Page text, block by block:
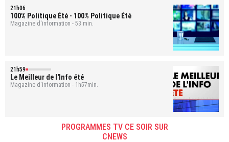
21h06
100% Politique Été - 100% Politique Été
Magazine d'information - 53 min.
21h59
Le Meilleur de l'Info été
Magazine d'information - 1h57min.
PROGRAMMES TV CE SOIR SUR
CNEWS